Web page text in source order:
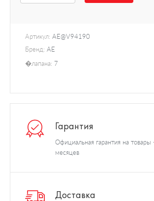
Артикул: AE@V94190
Бренд: AE
�лапана: 7
Гарантия
Официальная гарантия на
месяцев
Доставка